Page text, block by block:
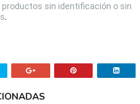
sin identificación o sin
.